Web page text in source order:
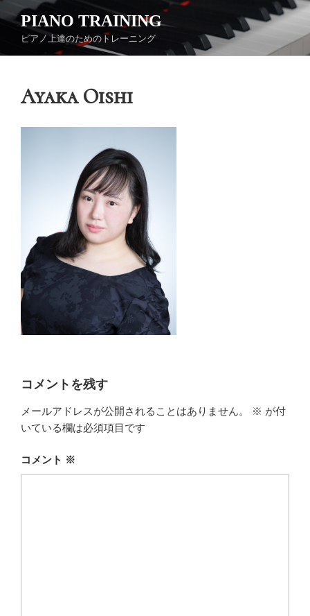
ン
ン
PIANO TRAINING
ピアノ上達のためのトレーニング
Ayaka Oishi
コメントを残す
メールアドレスが公開されることはありません。 ※ が付
いている欄は必須項目です
コメント ※